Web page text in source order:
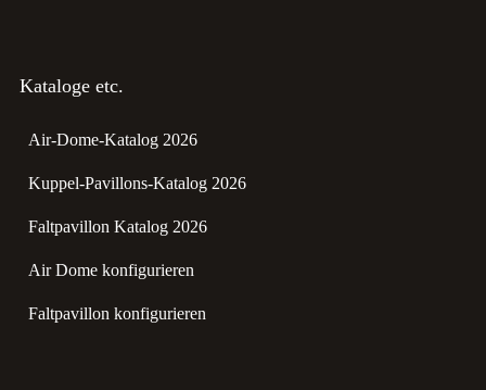
Kataloge etc.
Air-Dome-Katalog 2026
Kuppel-Pavillons-Katalog 2026
Faltpavillon Katalog 2026
Air Dome konfigurieren
Faltpavillon konfigurieren